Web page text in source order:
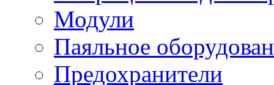
Модули
Паяльное
Предохранители